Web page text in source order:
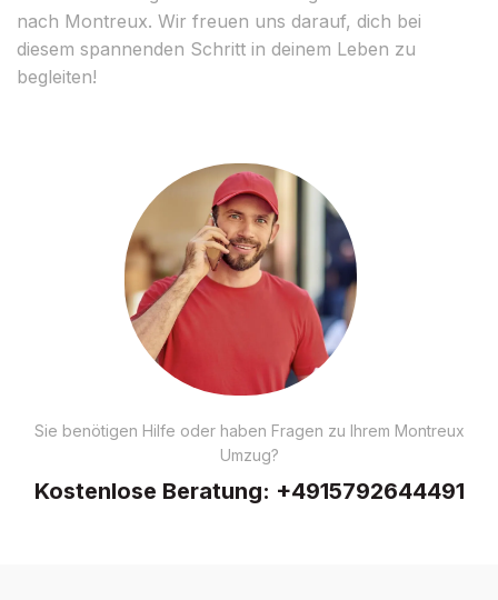
nach Montreux. Wir freuen uns darauf, dich bei
diesem spannenden Schritt in deinem Leben zu
begleiten!
Sie benötigen Hilfe oder haben Fragen zu Ihrem Montreux
Umzug?
Kostenlose Beratung: +4915792644491